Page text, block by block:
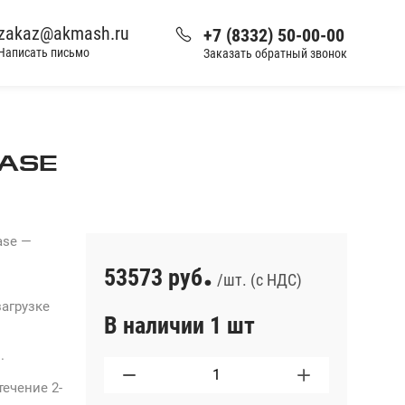
письмо
+7 (8332) 50-00-00
Заказать обратный звонок
—
2-
53573 руб. /шт. (с НДС)
В наличии 1 шт